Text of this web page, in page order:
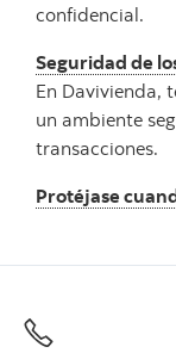
confidencial.
Seguridad de
En Davivienda,
un ambiente
transacciones.
Protéjase